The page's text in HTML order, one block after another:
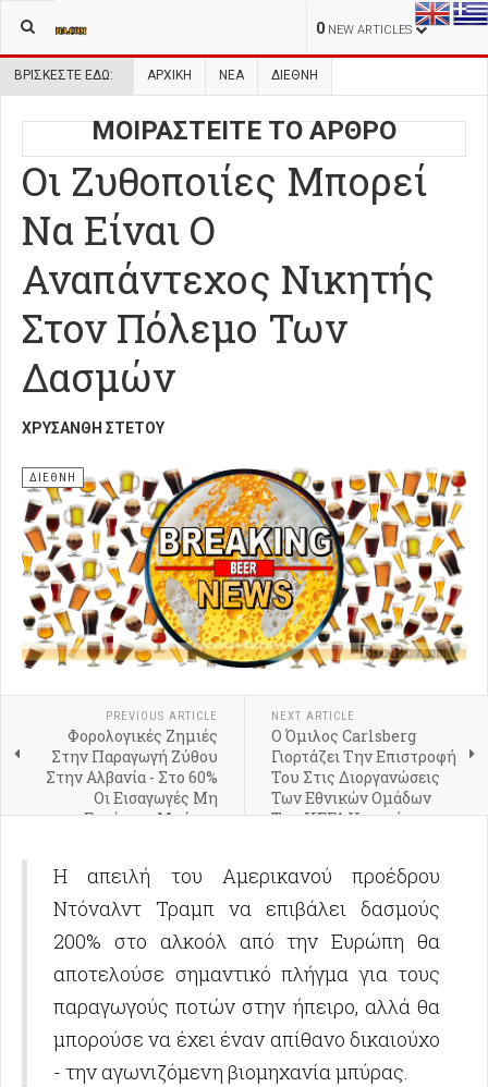
0 NEW ARTICLES
ΒΡΊΣΚΕΣΤΕ ΕΔΏ: ΑΡΧΙΚΉ ΝΕΑ ΔΙΕΘΝΗ
ΜΟΙΡΑΣΤΕΙΤΕ ΤΟ ΑΡΘΡΟ
Οι Ζυθοποιίες Μπορεί
Να Είναι Ο
Αναπάντεχος Νικητής
Στον Πόλεμο Των
Δασμών
ΧΡΥΣΆΝΘΗ ΣΤΈΤΟΥ
ΔΙΕΘΝΗ
PREVIOUS ARTICLE
Φορολογικές Ζημιές
Στην Παραγωγή Ζύθου
Στην Αλβανία - Στο 60%
Οι Εισαγωγές Μη
Εγχώριας Μπύρας
NEXT ARTICLE
Ο Όμιλος Carlsberg
Γιορτάζει Την Επιστροφή
Του Στις Διοργανώσεις
Των Εθνικών Ομάδων
Της UEFA Υπογράφοντας
Η απειλή του Αμερικανού προέδρου
Ντόναλντ Τραμπ να επιβάλει δασμούς
200% στο αλκοόλ από την Ευρώπη θα
αποτελούσε σημαντικό πλήγμα για τους
παραγωγούς ποτών στην ήπειρο, αλλά θα
μπορούσε να έχει έναν απίθανο δικαιούχο
- την αγωνιζόμενη βιομηχανία μπύρας.